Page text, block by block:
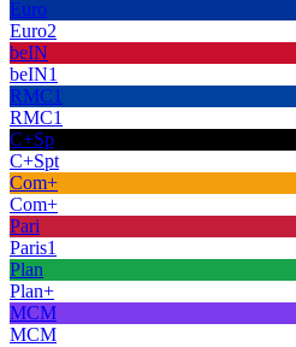
Euro
Euro2
beIN
beIN1
RMC1
RMC1
C+Sp
C+Spt
Com+
Com+
Pari
Paris1
Plan
Plan+
MCM
MCM